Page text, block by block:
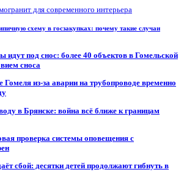
для современного интерьера
схему в госзакупках: почему такие случаи
идут под снос: более 40 объектов в Гомельской
сноса
из-за аварии на трубопроводе временно
в Брянске: война всё ближе к границам
проверка системы оповещения с
сбой: десятки детей продолжают гибнуть в